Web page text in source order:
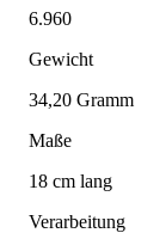
6.960
Gewicht
34,20 Gramm
Maße
18 cm lang
Verarbeitung